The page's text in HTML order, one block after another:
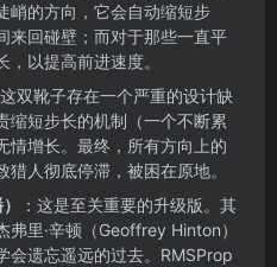
峭的方向，它会自动缩短步
来回碰壁；而对于那些一直平
以提高前进速度。
这双靴子存在一个严重的设计缺
缩短步长的机制（一个不断累
情增长。最终，所有方向上的
人彻底停滞，被困在原地。
：这是至关重要的升级版。其
弗里·辛顿（Geoffrey Hinton）
会遗忘遥远的过去。RMSProp